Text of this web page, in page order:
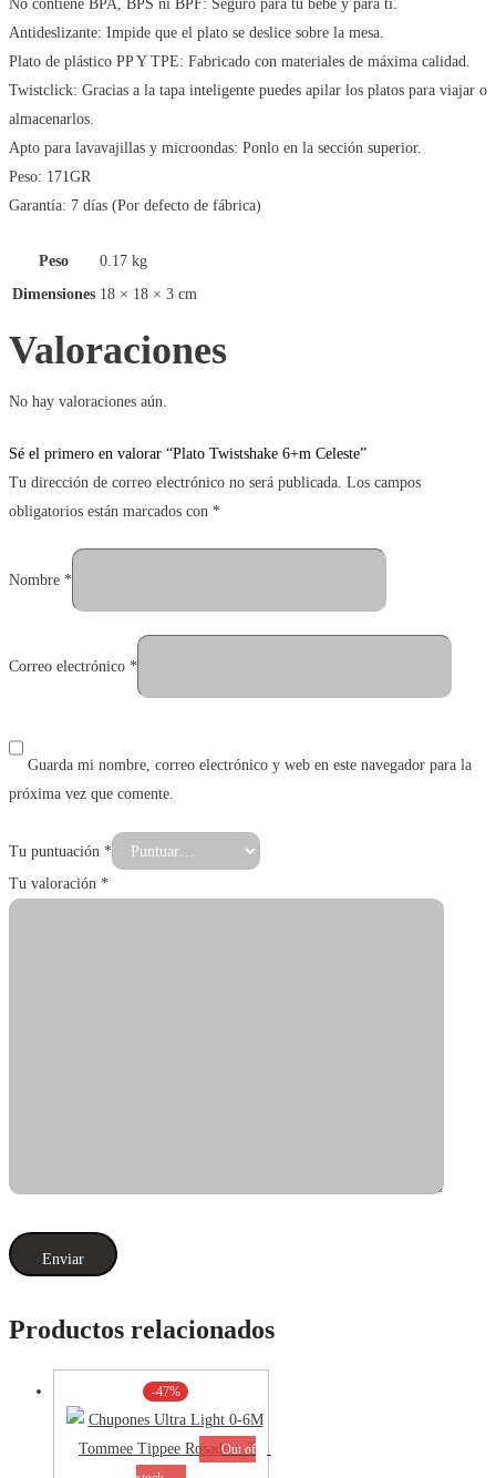
No contiene BPA, BPS ni BPF: Seguro para tu bebé y para ti.
Antideslizante: Impide que el plato se deslice sobre la mesa.
Plato de plástico PP Y TPE: Fabricado con materiales de máxima calidad.
Twistclick: Gracias a la tapa inteligente puedes apilar los platos para viajar o
almacenarlos.
Apto para lavavajillas y microondas: Ponlo en la sección superior.
Peso: 171GR
Garantía: 7 días (Por defecto de fábrica)
Peso
0.17 kg
Dimensiones 18 × 18 × 3 cm
Valoraciones
No hay valoraciones aún.
Sé el primero en valorar “Plato Twistshake 6+m Celeste”
Tu dirección de correo electrónico no será publicada. Los campos
obligatorios están marcados con *
Nombre *
Correo electrónico *
Guarda mi nombre, correo electrónico y web en este navegador para la
próxima vez que comente.
Tu puntuación *
Tu valoración *
Productos relacionados
-47%
Out of